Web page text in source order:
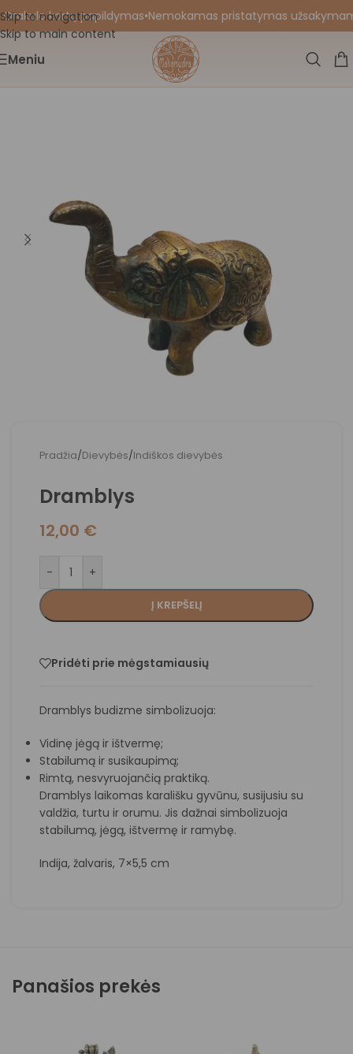
Skip to navigation
Skip to main content
kortų papildymas•Nemokamas pristatymas
Meniu
Pradžia/Dievybės/Indiškos dievybės
Dramblys
12,00 €
- +
Į KREPŠELĮ
Pridėti prie mėgstamiausių
Dramblys budizme simbolizuoja:
Vidinę jėgą ir ištvermę;
Stabilumą ir susikaupimą;
Rimtą, nesvyruojančią praktiką.
Dramblys laikomas karališku gyvūnu, susijusiu su
valdžia, turtu ir orumu. Jis dažnai simbolizuoja
stabilumą, jėgą, ištvermę ir ramybę.
Indija, žalvaris, 7×5,5 cm
Panašios prekės